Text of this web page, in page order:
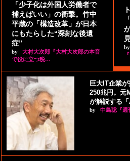
「少子化は外国人労働者で
補えばいい」の衝撃。竹中
平蔵の「構造改革」が日本
にもたらした“深刻な後遺
症”
by
大村大次郎『大村大次郎の本音
で役に立つ税…
by
巨大IT企業
250兆円。元
が解説する
by 中島聡『